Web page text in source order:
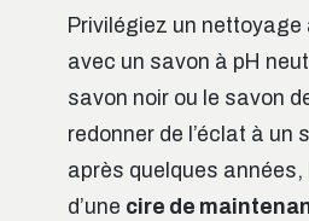
Privilégiez un nettoyage
avec un savon à pH
savon noir ou le savon
redonner de l’éclat à un
après quelques années,
d’une cire de